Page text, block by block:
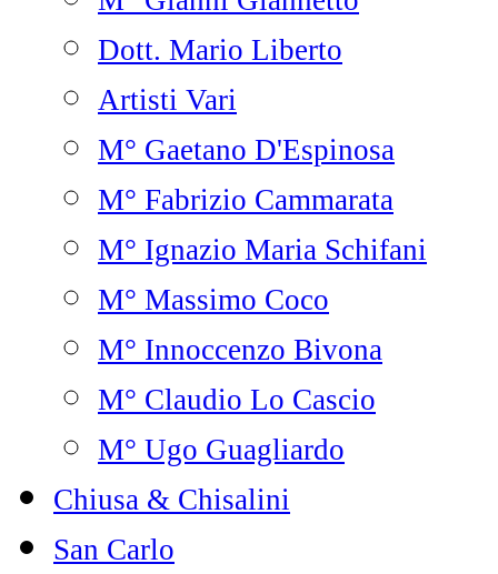
Dott. Mario Liberto
Artisti Vari
M° Gaetano D'Espinosa
M° Fabrizio Cammarata
M° Ignazio Maria Schifani
M° Massimo Coco
M° Innoccenzo Bivona
M° Claudio Lo Cascio
M° Ugo Guagliardo
Chiusa & Chisalini
San Carlo